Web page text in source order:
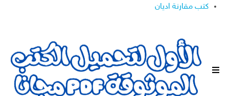
كتب مقارنة اديان
ا